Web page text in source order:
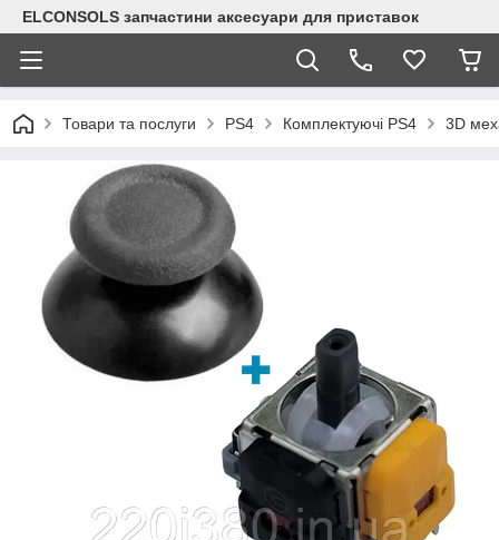
ELCONSOLS запчастини аксесуари для приставок
Товари та послуги PS4 Комплектуючі PS4 3D